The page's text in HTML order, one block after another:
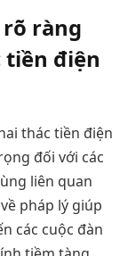
ràng
điện
thác tiền điện
đối với các
liên quan
pháp lý giúp
các cuộc đàn